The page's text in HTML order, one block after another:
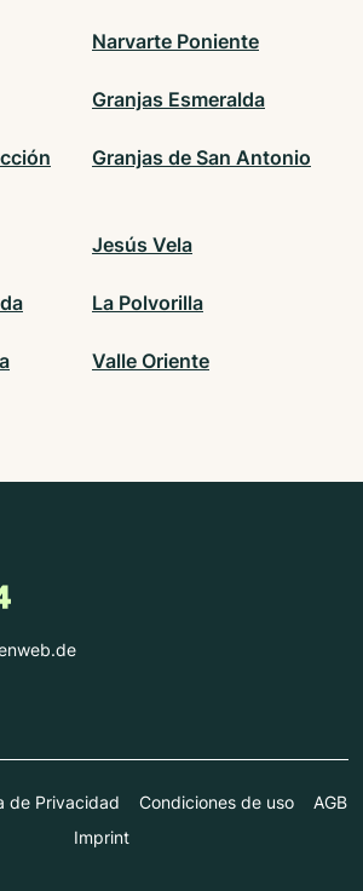
Narvarte Poniente
Granjas Esmeralda
Granjas de San Antonio
Jesús Vela
La Polvorilla
Valle Oriente
de Privacidad Condiciones de uso
AGB
Imprint